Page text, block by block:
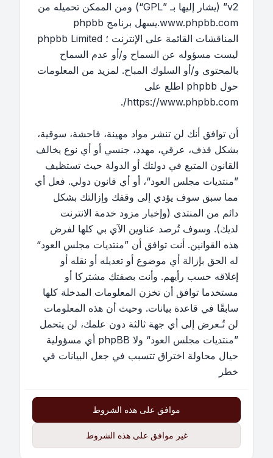
v2” (يشار إليها بـ ”GPL“) ومن الممكن تحميله من
www.phpbb.com
.يسهل برنامج phpbb
المناقشات القائمة على الإنترنت ؛ phpbb Limited
ليست مسؤوله عن السماح و/أو عدم السماح
بالمحتوى و/أو السلوك المباح. لمزيد من المعلومات
حول phpbb اطلع على
https://www.phpbb.com/
.
أن توافق أنك لن تنشر مواد مهينة، فاحشة، سوقية،
بشكل قذف، عرقي، مهدد، جنسي أو أي نوع يخالف
القانون المتبع في دولتك أو الدولة حيث تستظيف
”منتديات مجلس العود“، أو أي قانون دولي. فعل أي
مما سبق سوف يؤدي إلى وقفك وإزالتك بشكل
دائم من المنتدى (وإخبار مزود خدمة الانترنت
لديك). وسوف تُرصد عناوين الآي بي كلها لفرض
هذه القوانين. أنت توافق أن ”منتديات مجلس العود“
له الحق بإزالة أي موضوع أو تعديله أو نقله أو
إغلاقه حسب رأيهم. وأنت بصفتك مشتركا أو
مستخدما توافق أن تخزن المعلومات المدخلة كلها
سابقًا في قاعدة بيانات. وحيث أن هذه المعلومات
لن تُـعرض إلى أي جهة ثالثة دون علمك، لن يتحمل
”منتديات مجلس العود“ ولا phpBB أي مسؤولية
حيال محاولة اختراق تتسبب في جعل البيانات في
خطر
موافق على هذه الشروط
غير موافق على هذه الشروط